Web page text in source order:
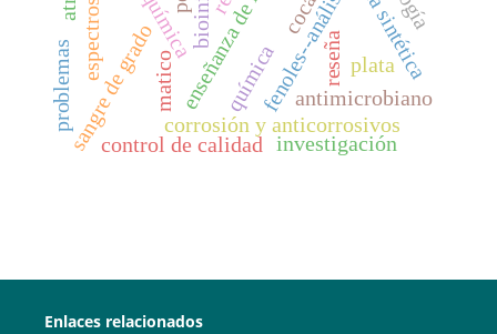
corrosión y anticorrosivos
sangre de grado
control de calidad
fenoles--análisis
reseña
matico antimicrobiano
química
investigación
problemas plata
Enlaces relacionados